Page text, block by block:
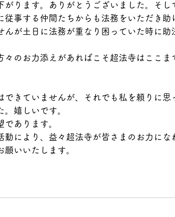
がります。ありがとうございました。そ
従事する仲間たちからも法務をいただき助
んが土日に法務が重なり困っていた時に助
々のお力添えがあればこそ超法寺はここま
できていませんが、それでも私を頼りに思
。嬉しいです。
あります。
動により、益々超法寺が皆さまのお力にな
願いいたします。